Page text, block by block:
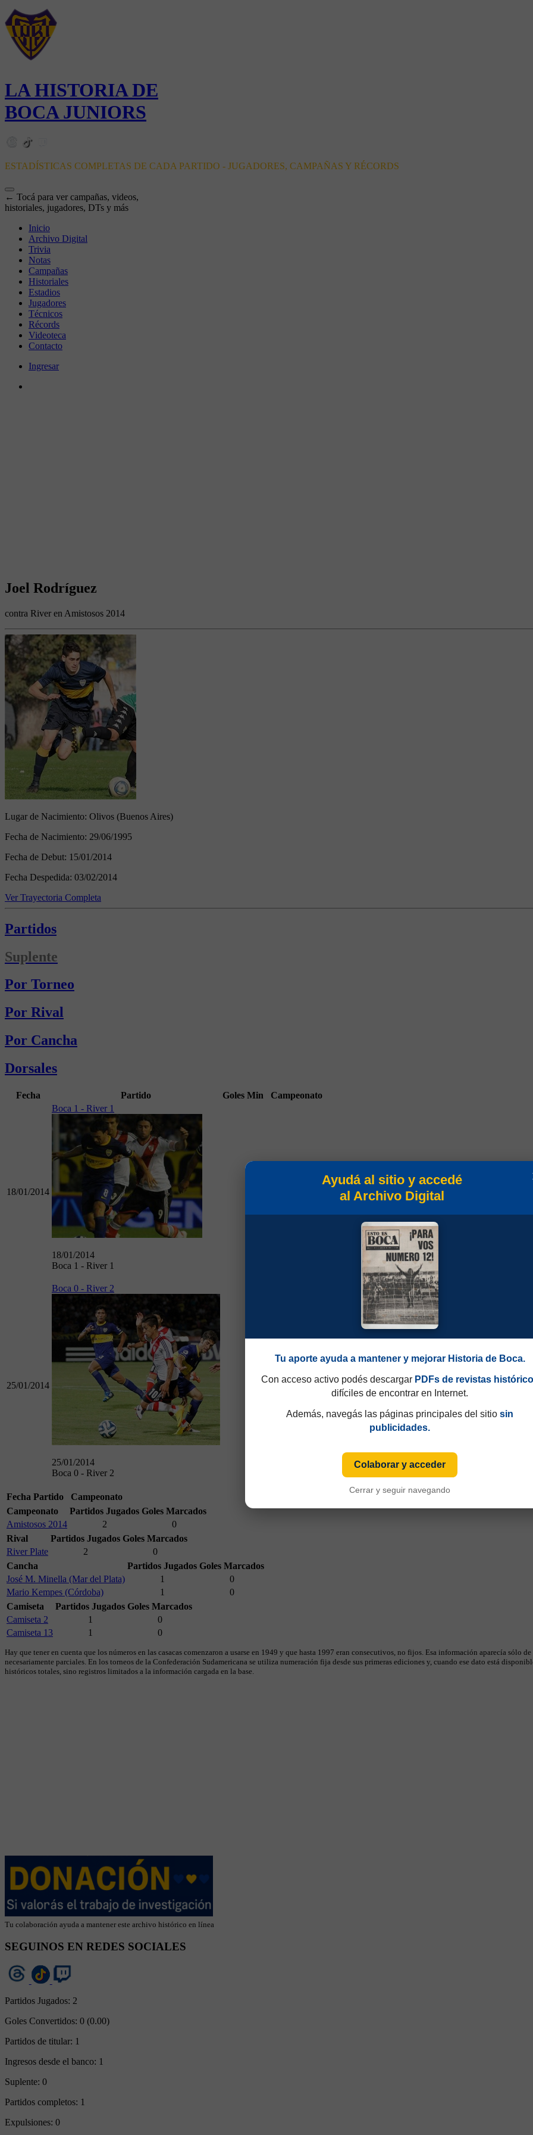
LA HISTORIA DE
BOCA JUNIORS
ESTADÍSTICAS COMPLETAS DE CADA PARTIDO - JUGADORES, CAMPAÑAS Y RÉCORDS
← Tocá para ver campañas, videos,
historiales, jugadores, DTs y más
Inicio
Archivo Digital
Trivia
Notas
Campañas
Historiales
Estadios
Jugadores
Técnicos
Récords
Videoteca
Contacto
Ingresar
Joel Rodríguez
contra River en Amistosos 2014
Lugar de Nacimiento: Olivos (Buenos Aires)
Fecha de Nacimiento: 29/06/1995
Fecha de Debut: 15/01/2014
Fecha Despedida: 03/02/2014
Ver Trayectoria Completa
Partidos
Suplente
Por Torneo
Por Rival
Por Cancha
Dorsales
Fecha Partido Goles Min Campeonato
18/01/2014
Boca 1 - River 1
18/01/2014
Boca 1 - River 1
25/01/2014
Boca 0 - River 2
25/01/2014
Boca 0 - River 2
Amistosos 2014
Fecha Partido
Campeonato
Campeonato
Partidos Jugados Goles Marcados
Amistosos 2014
2
0
Rival
Partidos Jugados Goles Marcados
River Plate
2
0
Cancha
Partidos Jugados Goles Marcados
José M. Minella (Mar del Plata)
1
0
Mario Kempes (Córdoba)
1
0
Camiseta
Partidos Jugados Goles Marcados
Camiseta 2
1
0
Camiseta 13
1 0
Hay que tener en cuenta que los números en las casacas comenzaron a usarse en 1949 y que hasta 1997 eran consecutivos, no fijos. Esa información aparecía sólo
necesariamente parciales. En los torneos de la Confederación Sudamericana se utiliza numeración fija desde sus primeras ediciones y, cuando ese dato está
históricos totales, sino registros limitados a la información cargada en la base.
Tu colaboración ayuda a mantener este archivo histórico en línea
SEGUINOS EN REDES SOCIALES
Partidos Jugados: 2
Goles Convertidos: 0 (0.00)
Partidos de titular: 1
Ingresos desde el banco: 1
Suplente: 0
Partidos completos: 1
Expulsiones: 0
Ayudá al sitio y accedé
al Archivo Digital
Tu aporte ayuda a mantener y mejorar Historia de Boca.
Con acceso activo podés descargar PDFs de revistas
difíciles de encontrar en Internet.
Además, navegás las páginas principales del sitio sin
publicidades.
Colaborar y acceder
Cerrar y seguir navegando